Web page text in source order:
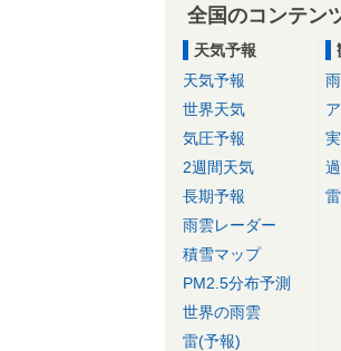
全国のコンテン
天気予報
天気予報
世界天気
気圧予報
2週間天気
長期予報
雨雲レーダー
積雪マップ
PM2.5分布予測
世界の雨雲
雷(予報)